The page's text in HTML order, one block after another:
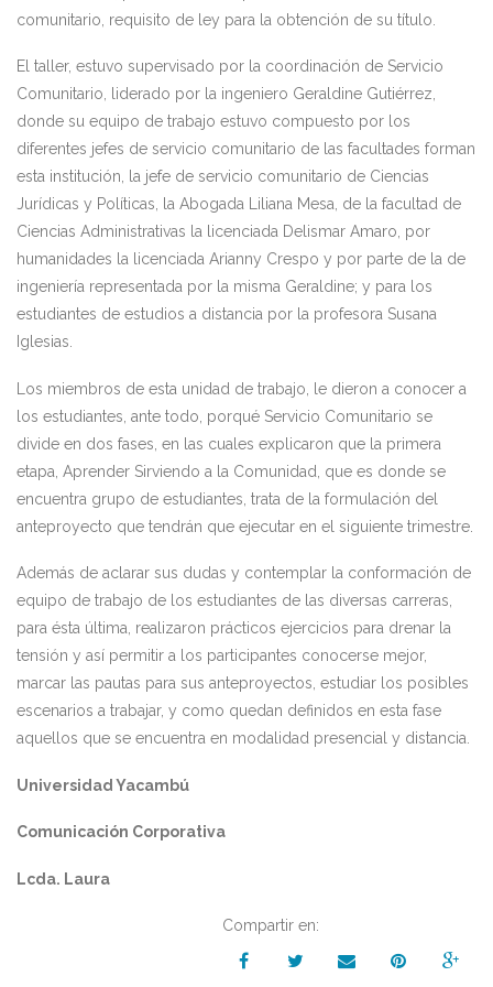
comunitario, requisito de ley para la obtención de su título.
El taller, estuvo supervisado por la coordinación de Servicio
Comunitario, liderado por la ingeniero Geraldine Gutiérrez,
donde su equipo de trabajo estuvo compuesto por los
diferentes jefes de servicio comunitario de las facultades forman
esta institución, la jefe de servicio comunitario de Ciencias
Jurídicas y Políticas, la Abogada Liliana Mesa, de la facultad de
Ciencias Administrativas la licenciada Delismar Amaro, por
humanidades la licenciada Arianny Crespo y por parte de la de
ingeniería representada por la misma Geraldine; y para los
estudiantes de estudios a distancia por la profesora Susana
Iglesias.
Los miembros de esta unidad de trabajo, le dieron a conocer a
los estudiantes, ante todo, porqué Servicio Comunitario se
divide en dos fases, en las cuales explicaron que la primera
etapa, Aprender Sirviendo a la Comunidad, que es donde se
encuentra grupo de estudiantes, trata de la formulación del
anteproyecto que tendrán que ejecutar en el siguiente trimestre.
Además de aclarar sus dudas y contemplar la conformación de
equipo de trabajo de los estudiantes de las diversas carreras,
para ésta última, realizaron prácticos ejercicios para drenar la
tensión y así permitir a los participantes conocerse mejor,
marcar las pautas para sus anteproyectos, estudiar los posibles
escenarios a trabajar, y como quedan definidos en esta fase
aquellos que se encuentra en modalidad presencial y distancia.
Universidad Yacambú
Comunicación Corporativa
Lcda. Laura
Compartir en: